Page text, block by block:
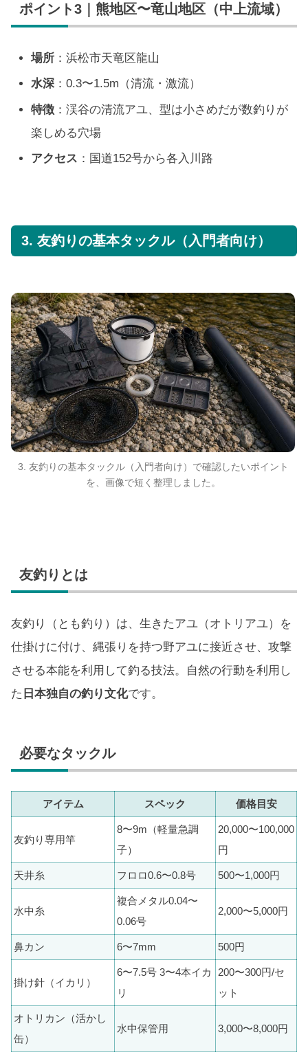
ポイント3｜熊地区〜竜山地区（中上流域）
場所 ：浜松市天竜区龍山
水深 ：0.3〜1.5m（清流・激流）
特徴 ：渓谷の清流アユ、型は小さめだが数釣りが
楽しめる穴場
アクセス ：国道152号から各入川路
3. 友釣りの基本タックル（入門者向け）
3. 友釣りの基本タックル（入門者向け）で確認したいポイント
を、画像で短く整理しました。
友釣りとは
友釣り（とも釣り）は、生きたアユ（オトリアユ）を
仕掛けに付け、縄張りを持つ野アユに接近させ、攻撃
させる本能を利用して釣る技法。自然の行動を利用し
た 日本独自の釣り文化です。
必要なタックル
アイテム スペック 価格目安
友釣り専用竿
8〜9m（軽量急調
子）
20,000〜100,000
円
天井糸 フロロ0.6〜0.8号 500〜1,000円
水中糸
複合メタル0.04〜
0.06号
2,000〜5,000円
鼻カン 6〜7mm 500円
掛け針（イカリ）
6〜7.5号 3〜4本イカ
リ
200〜300円/セ
ット
オトリカン（活かし
缶）
水中保管用 3,000〜8,000円